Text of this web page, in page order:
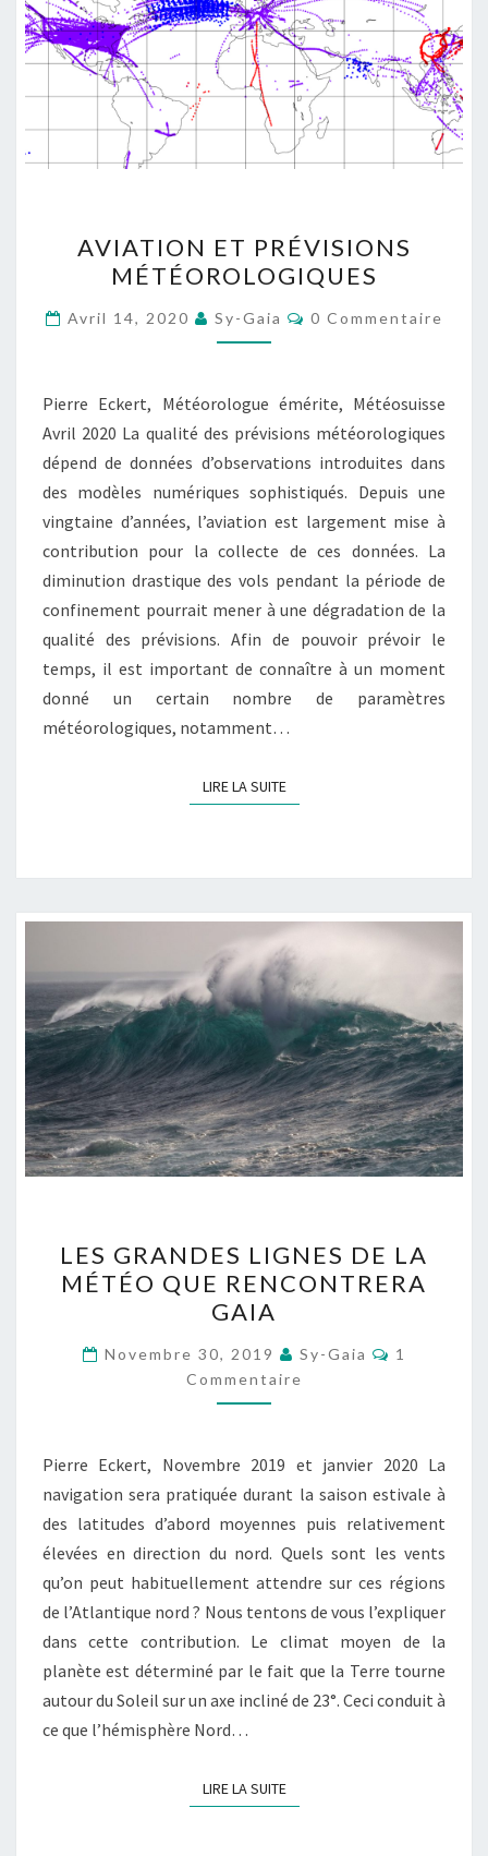
ET
PRÉVISIONS
MÉTÉOROLOGIQUES
AVIATION ET PRÉVISIONS
MÉTÉOROLOGIQUES
Avril 14, 2020 Sy-Gaia Commentaires
0 Commentaire
Pierre Eckert, Météorologue émérite, Météosuisse
Avril 2020 La qualité des prévisions météorologiques
dépend de données d’observations introduites dans
des modèles numériques sophistiqués. Depuis une
vingtaine d’années, l’aviation est largement mise à
contribution pour la collecte de ces données. La
diminution drastique des vols pendant la période de
confinement pourrait mener à une dégradation de la
qualité des prévisions. Afin de pouvoir prévoir le
temps, il est important de connaître à un moment
donné un certain nombre de paramètres
météorologiques, notamment…
LIRE LA SUITELIRE LA SUITE
GRANDES
LIGNES
DE
LA
MÉTÉO
QUE
GAIA
LES GRANDES LIGNES DE LA
MÉTÉO QUE RENCONTRERA
GAIA
Novembre 30, 2019 Sy-Gaia
1
Commentaire
Pierre Eckert, Novembre 2019 et janvier 2020 La
navigation sera pratiquée durant la saison estivale à
des latitudes d’abord moyennes puis relativement
élevées en direction du nord. Quels sont les vents
qu’on peut habituellement attendre sur ces régions
de l’Atlantique nord ? Nous tentons de vous l’expliquer
dans cette contribution. Le climat moyen de la
planète est déterminé par le fait que la Terre tourne
autour du Soleil sur un axe incliné de 23°. Ceci conduit à
ce que l’hémisphère Nord…
LIRE LA SUITELIRE LA SUITE